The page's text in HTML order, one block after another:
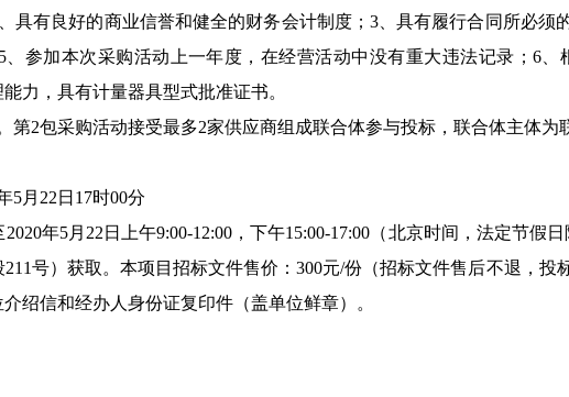
具有良好的商业信誉和健全的财务会计制度；3、具有履行合同所必须
参加本次采购活动上一年度，在经营活动中没有重大违法记录；6、
力，具有计量器具型式批准证书。
第2包采购活动接受最多2家供应商组成联合体参与投标，联合体主体为
5月 22 日 17时00分
2020年5月 22 日上午9:00-12:00 ，下午15:00-17:00 （北京时间，法定节假
211号）获取。本项目招标文件售价：300元/份（招标文件售后不退，投
绍信和经办人身份证复印件（盖单位鲜章）。